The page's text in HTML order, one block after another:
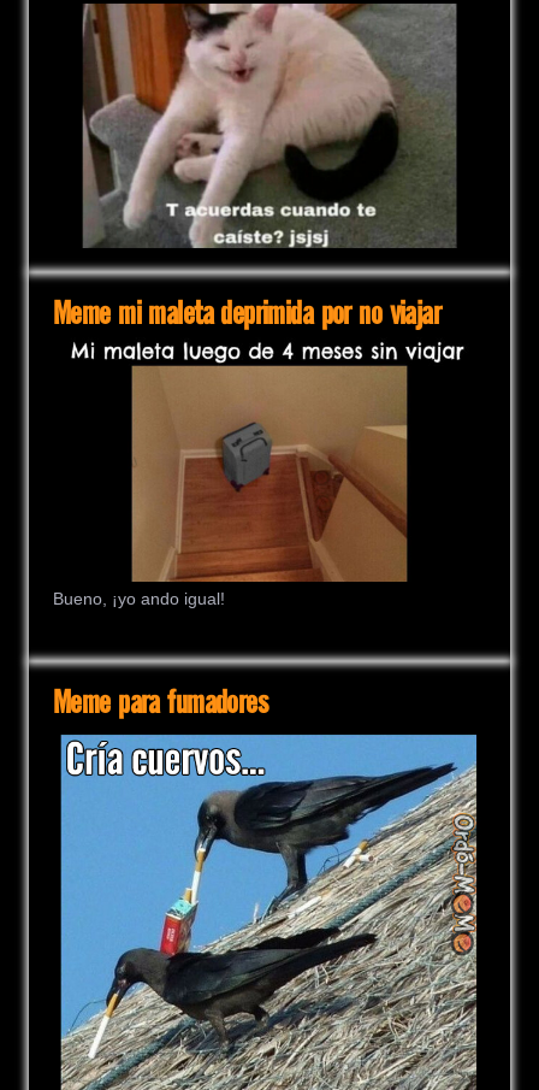
Meme mi maleta deprimida por no viajar
Bueno, ¡yo ando igual!
Meme para fumadores